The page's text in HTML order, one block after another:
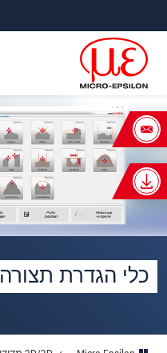
כלי הגדרת תצורה
×Your request for: כלי הגדרת תצורה
כותרת
שם פרטי*
שם משפחה*
כתובת